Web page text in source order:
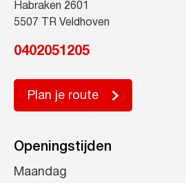
Habraken 2601
5507 TR Veldhoven
0402051205
Plan je route
Openingstijden
Maandag